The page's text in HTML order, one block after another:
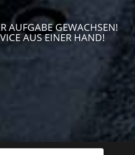
AUFGABE GEWACHSEN!
AUS EINER HAND!